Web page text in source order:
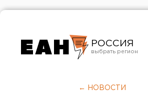
РОССИЯ
Челябинск
← НОВОСТИ